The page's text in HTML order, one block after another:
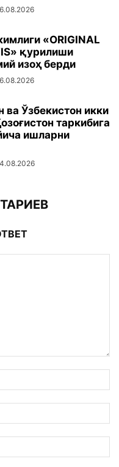
«ORIGINAL
қурилиши
изоҳ берди
ва Ўзбекистон икки
таркибига
ишларни